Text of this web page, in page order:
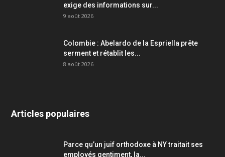
exige des informations sur...
9 août 2026
Colombie : Abelardo de la Espriella prête
serment et rétablit les...
8 août 2026
Articles populaires
Parce qu’un juif orthodoxe à NY traitait ses
employés gentiment, la...